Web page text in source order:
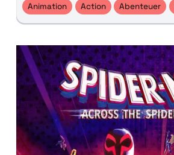
Animation Action Abenteuer